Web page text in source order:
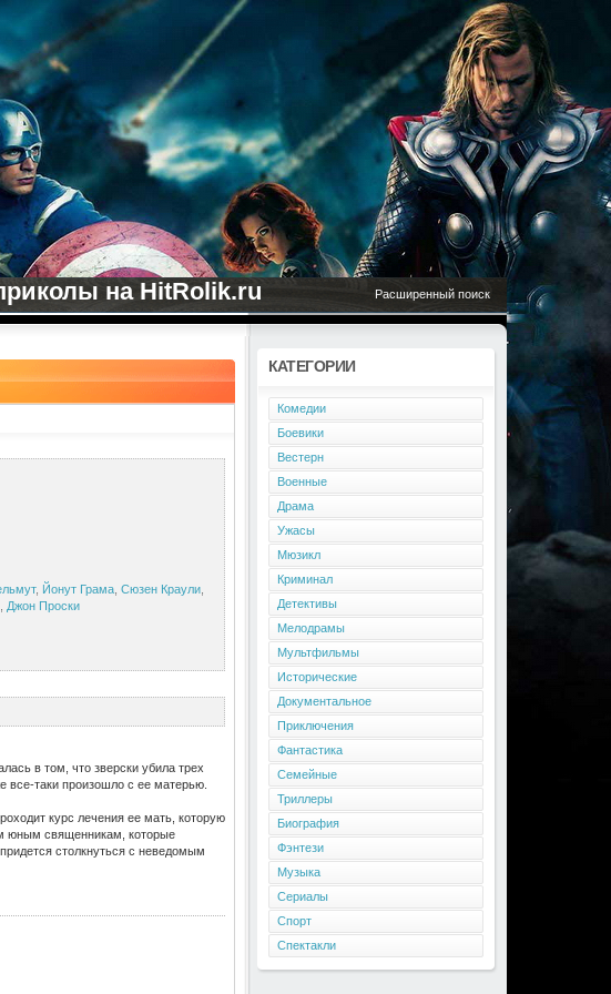
Расширенный поиск
на HitRolik.ru
, Йонут Грама, Сюзен Краули,
Джон Проски
в том, что зверски убила трех
все-таки произошло с ее матерью.
курс лечения ее мать, которую
юным священникам, которые
столкнуться с неведомым
КАТЕГОРИИ
Комедии
Боевики
Вестерн
Военные
Драма
Ужасы
Мюзикл
Криминал
Детективы
Мелодрамы
Мультфильмы
Исторические
Документальное
Приключения
Фантастика
Семейные
Триллеры
Биография
Фэнтези
Музыка
Сериалы
Спорт
Спектакли